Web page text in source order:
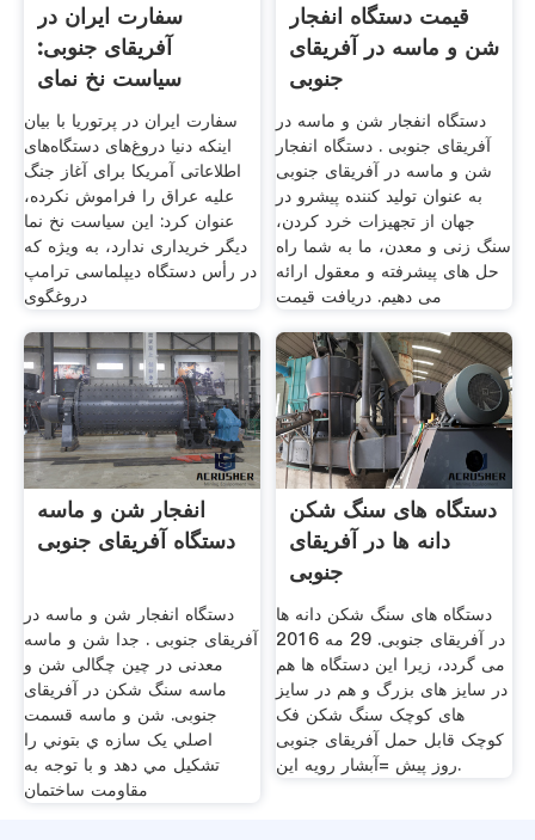
سفارت ایران در
آفریقای جنوبی:
سیاست نخ نمای
دروغ‌های
سفارت ایران در پرتوریا با بیان
اینکه دنیا دروغ‌های دستگاه‌های
اطلاعاتی آمریکا برای آغاز جنگ
علیه عراق را فراموش نکرده،
عنوان کرد: این سیاست نخ نما
دیگر خریداری ندارد، به ویژه که
در رأس دستگاه دیپلماسی ترامپ
دروغگوی
قیمت دستگاه انفجار
شن و ماسه در آفریقای
جنوبی
دستگاه انفجار شن و ماسه در
آفریقای جنوبی . دستگاه انفجار
شن و ماسه در آفریقای جنوبی
به عنوان تولید کننده پیشرو در
جهان از تجهیزات خرد کردن،
سنگ زنی و معدن، ما به شما راه
حل های پیشرفته و معقول ارائه
می دهیم. دریافت قیمت
انفجار شن و ماسه
دستگاه آفریقای جنوبی
دستگاه انفجار شن و ماسه در
آفریقای جنوبی . جدا شن و ماسه
معدنی در چین چگالی شن و
ماسه سنگ شکن در آفریقای
جنوبی. شن و ماسه قسمت
اصلي يک سازه ي بتوني را
تشکيل مي دهد و با توجه به
مقاومت ساختمان
دستگاه های سنگ شکن
دانه ها در آفریقای
جنوبی
دستگاه های سنگ شکن دانه ها
در آفریقای جنوبی. 29 مه 2016
می گردد، زیرا این دستگاه ها هم
در سایز های بزرگ و هم در سایز
های کوچک سنگ شکن فک
کوچک قابل حمل آفریقای جنوبی
روز پیش =آبشار رویه این.